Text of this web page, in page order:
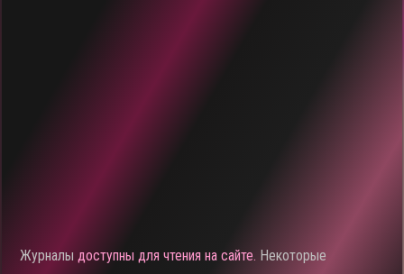
Журналыдоступны для чтения на сайте. Некоторые